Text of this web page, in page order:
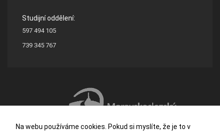
Studijní oddělení:
597 494 105
739 345 767
Na webu používáme cookies. Pokud si myslíte, že je to v